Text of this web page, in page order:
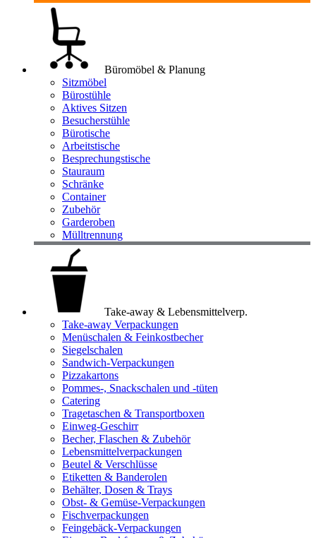
Büromöbel & Planung
Sitzmöbel
Bürostühle
Aktives Sitzen
Besucherstühle
Bürotische
Arbeitstische
Besprechungstische
Stauraum
Schränke
Container
Zubehör
Garderoben
Mülltrennung
Take-away & Lebensmittelverp.
Take-away Verpackungen
Menüschalen & Feinkostbecher
Siegelschalen
Sandwich-Verpackungen
Pizzakartons
Pommes-, Snackschalen und -tüten
Catering
Tragetaschen & Transportboxen
Einweg-Geschirr
Becher, Flaschen & Zubehör
Lebensmittelverpackungen
Beutel & Verschlüsse
Etiketten & Banderolen
Behälter, Dosen & Trays
Obst- & Gemüse-Verpackungen
Fischverpackungen
Feingebäck-Verpackungen